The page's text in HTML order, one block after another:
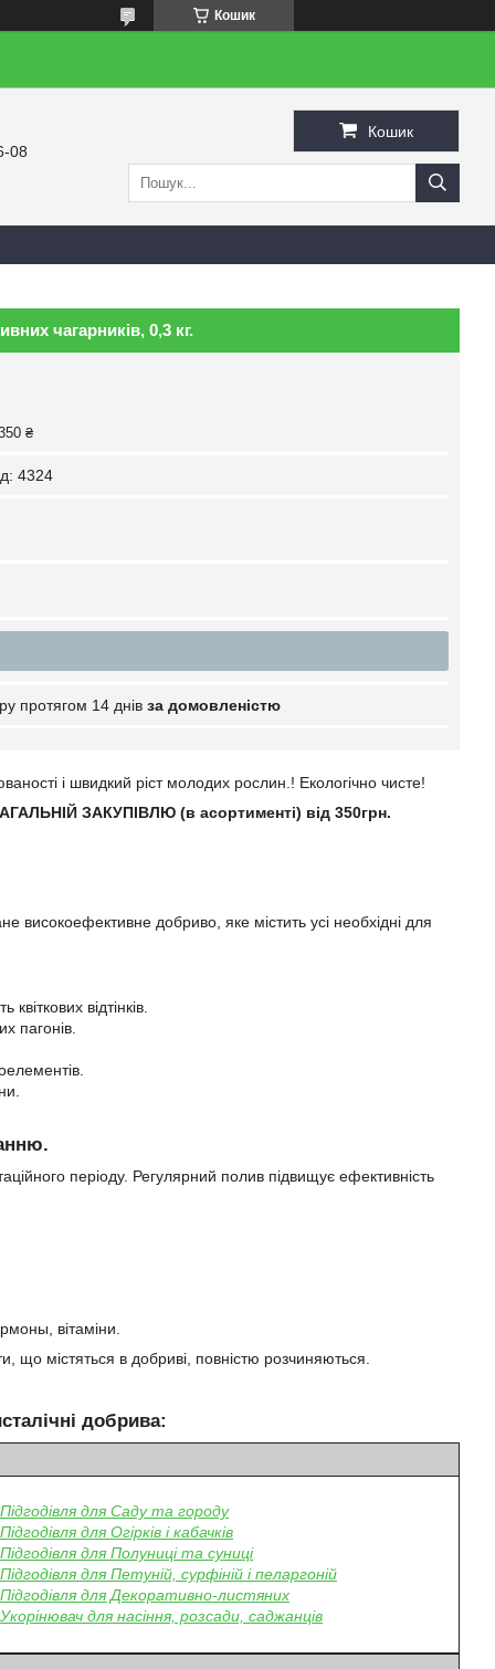
Кошик
08
Кошик
чагарників, 0,3 кг.
₴
4324
протягом 14 днів за домовленістю
і швидкий ріст молодих рослин.! Екологічно чисте!
ЗАКУПІВЛЮ (в асортименті) від 350грн.
високоефективне добриво, яке містить усі необхідні для
відтінків.
пагонів.
періоду. Регулярний полив підвищує ефективність
вітаміни.
що містяться в добриві, повністю розчиняються.
добрива:
Підгодівля для Саду та городу
Підгодівля для Огірків і кабачків
Підгодівля для Полуниці та суниці
Підгодівля для Петуній, сурфіній і пеларгоній
Підгодівля для Декоративно-листяних
Укорінювач для насіння, розсади, саджанців